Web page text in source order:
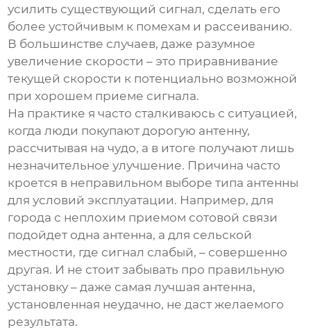
усилить существующий сигнал, сделать его
более устойчивым к помехам и рассеиванию.
В большинстве случаев, даже разумное
увеличение скорости – это приравнивание
текущей скорости к потенциально возможной
при хорошем приеме сигнала.
На практике я часто сталкиваюсь с ситуацией,
когда люди покупают дорогую антенну,
рассчитывая на чудо, а в итоге получают лишь
незначительное улучшение. Причина часто
кроется в неправильном выборе типа антенны
для условий эксплуатации. Например, для
города с неплохим приемом сотовой связи
подойдет одна антенна, а для сельской
местности, где сигнал слабый, – совершенно
другая. И не стоит забывать про правильную
установку – даже самая лучшая антенна,
установленная неудачно, не даст желаемого
результата.